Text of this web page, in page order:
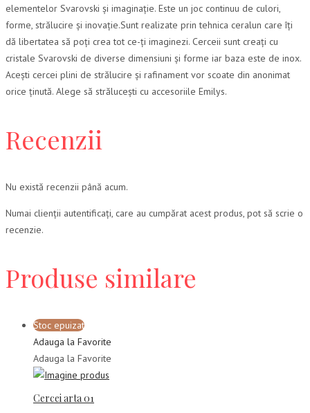
elementelor Svarovski și imaginație. Este un joc continuu de culori,
forme, strălucire și inovație.Sunt realizate prin tehnica ceralun care îți
dă libertatea să poți crea tot ce-ți imaginezi. Cerceii sunt creați cu
cristale Svarovski de diverse dimensiuni și forme iar baza este de inox.
Acești cercei plini de strălucire și rafinament vor scoate din anonimat
orice ținută. Alege să strălucești cu accesoriile Emilys.
Recenzii
Nu există recenzii până acum.
Numai clienții autentificați, care au cumpărat acest produs, pot să scrie o
recenzie.
Produse similare
Stoc epuizat
Adauga la Favorite
Adauga la Favorite
Cercei arta 01